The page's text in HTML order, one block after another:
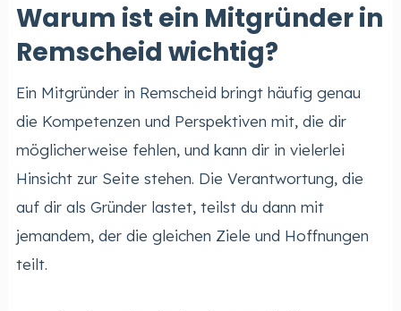
Warum ist ein Mitgründer in
Remscheid wichtig?
Ein Mitgründer in Remscheid bringt häufig genau
die Kompetenzen und Perspektiven mit, die dir
möglicherweise fehlen, und kann dir in vielerlei
Hinsicht zur Seite stehen. Die Verantwortung, die
auf dir als Gründer lastet, teilst du dann mit
jemandem, der die gleichen Ziele und Hoffnungen
teilt.